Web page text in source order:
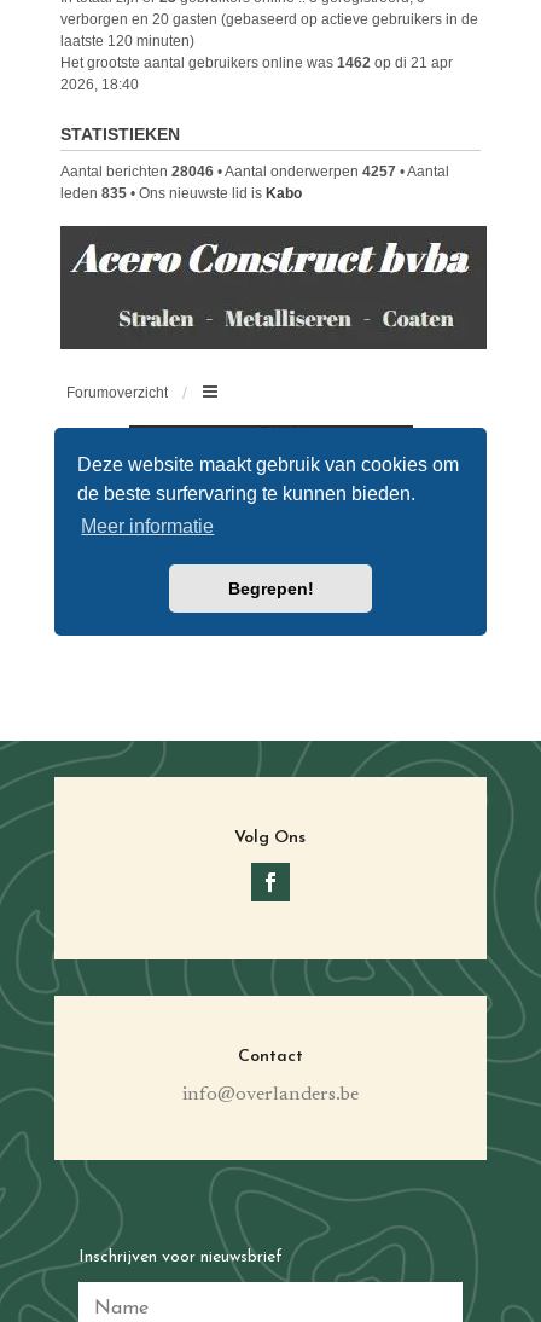
Volg Ons
Contact
info@overlanders.be
Inschrijven voor nieuwsbrief